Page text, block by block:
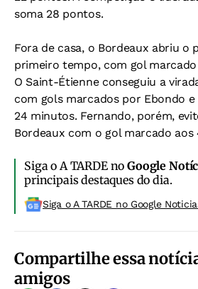
soma 28 pontos.
Fora de casa, o Bordeaux abriu o
primeiro tempo, com gol
O Saint-Étienne conseguiu a
com gols marcados por Ebondo e
24 minutos. Fernando, porém,
Bordeaux com o gol marcado aos
Siga o A TARDE noGoogle
principais destaques do dia.
Siga o A TARDE no Google
Compartilhe essa
amigos